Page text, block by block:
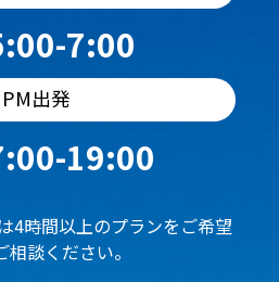
7:00
PM出発
19:00
4時間以上のプランをご希望
相談ください。